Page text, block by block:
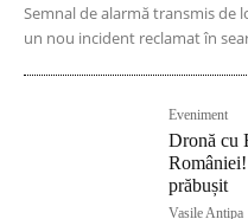
Semnal de alarmă transmis de
un nou incident reclamat în
Eveniment
Dronă cu
prăbușit
Vasile Antipa